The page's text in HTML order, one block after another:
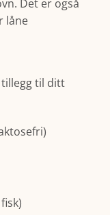
Det er også
låne
til ditt